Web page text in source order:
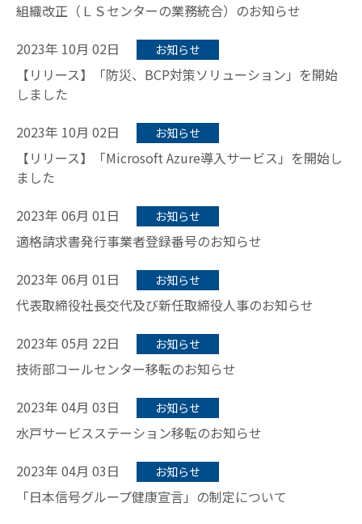
組織改正（ＬＳセンターの業務統合）のお知らせ
2023年 10月 02日
お知らせ
【リリース】「防災、BCP対策ソリューション」を開始
しました
2023年 10月 02日
お知らせ
【リリース】「Microsoft Azure導入サービス」を開始し
ました
2023年 06月 01日
お知らせ
適格請求書発行事業者登録番号のお知らせ
2023年 06月 01日
お知らせ
代表取締役社長交代及び新任取締役人事のお知らせ
2023年 05月 22日
お知らせ
技術部コールセンター移転のお知らせ
2023年 04月 03日
お知らせ
水戸サービスステーション移転のお知らせ
2023年 04月 03日
お知らせ
「日本信号グループ健康宣言」の制定について